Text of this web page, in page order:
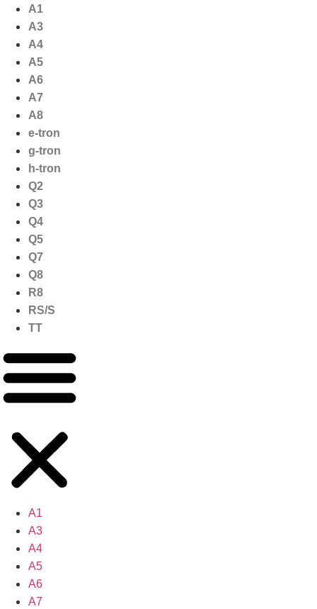
naar
inhoud
A1
A3
A4
A5
A6
A7
A8
e-tron
g-tron
h-tron
Q2
Q3
Q4
Q5
Q7
Q8
R8
RS/S
TT
A1
A3
A4
A5
A6
A7